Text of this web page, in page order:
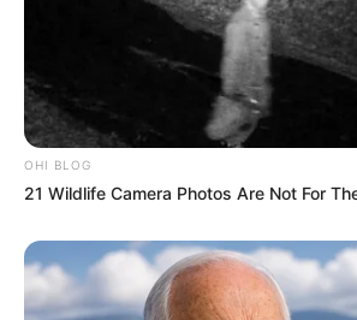
Terceiro lote da
4,61 bilhões para 2,7
contribuintes.
Motos e bicicletas para
passo a passo para
Deputados por erro em
OHI BLOG
21 Wildlife Camera Photos Are Not For